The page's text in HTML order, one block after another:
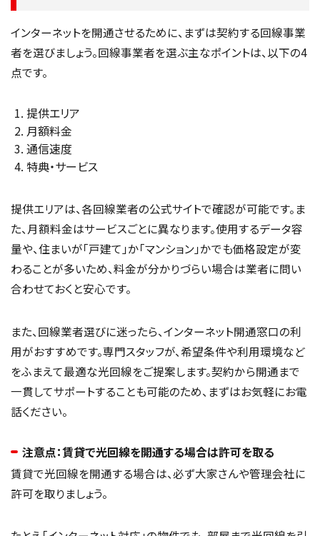
インターネットを開通させるために、まずは契約する回線事業
者を選びましょう。回線事業者を選ぶ主なポイントは、以下の4
点です。
提供エリア
月額料金
通信速度
特典・サービス
提供エリアは、各回線業者の公式サイトで確認が可能です。ま
た、月額料金はサービスごとに異なります。使用するデータ容
量や、住まいが「戸建て」か「マンション」かでも価格設定が変
わることが多いため、料金が分かりづらい場合は業者に問い
合わせておくと安心です。
また、回線業者選びに迷ったら、インターネット開通窓口の利
用がおすすめです。専門スタッフが、希望条件や利用環境など
をふまえて最適な光回線をご提案します。契約から開通まで
一貫してサポートすることも可能のため、まずはお気軽にお電
話ください。
注意点：賃貸で光回線を開通する場合は許可を取る
賃貸で光回線を開通する場合は、必ず大家さんや管理会社に
許可を取りましょう。